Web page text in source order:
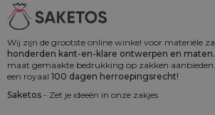
Wij zijn de grootste online winkel voor materiële
honderden kant-en-klare ontwerpen en maten.
maat gemaakte bedrukking op zakken
een royaal 100 dagen herroepingsrecht!
Saketos - Zet je ideeën in onze zakjes